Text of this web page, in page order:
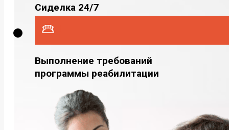
Сиделка 24/7
Выполнение требований
программы реабилитации